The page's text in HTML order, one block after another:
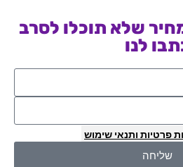
שלא תוכלו לסרב
לנו
פרטיות ותנאי שימוש
שליחה